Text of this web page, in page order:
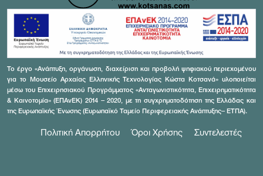
Το έργο «Ανάπτυξη, οργάνωση, διαχείριση και προβολή ψηφιακού περιεχομένου
για το Μουσείο Αρχαίας Ελληνικής Τεχνολογίας Κώστα Κοτσανά» υλοποιείται
μέσω του Επιχειρησιακού Προγράμματος «Ανταγωνιστικότητα, Επιχειρηματικότητα
& Καινοτομία» (ΕΠΑνΕΚ) 2014 – 2020, με τη συγχρηματοδότηση της Ελλάδας και
της Ευρωπαϊκής Ένωσης (Ευρωπαϊκό Ταμείο Περιφερειακής Ανάπτυξης– ΕΤΠΑ).
Πολιτική Απορρήτου Όροι Χρήσης Συντελεστές